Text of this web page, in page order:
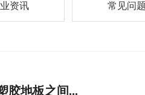
资讯 常见问
胶地板之间...